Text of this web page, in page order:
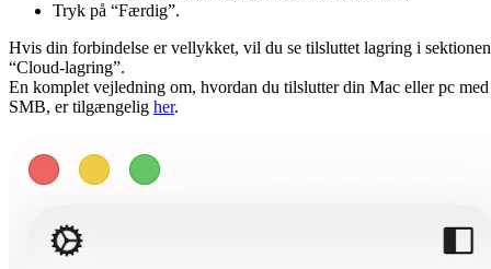
Tryk på “Færdig”.
Hvis din forbindelse er vellykket, vil du se tilsluttet lagring i sektionen
“Cloud-lagring”.
En komplet vejledning om, hvordan du tilslutter din Mac eller pc med
SMB, er tilgængelig her.